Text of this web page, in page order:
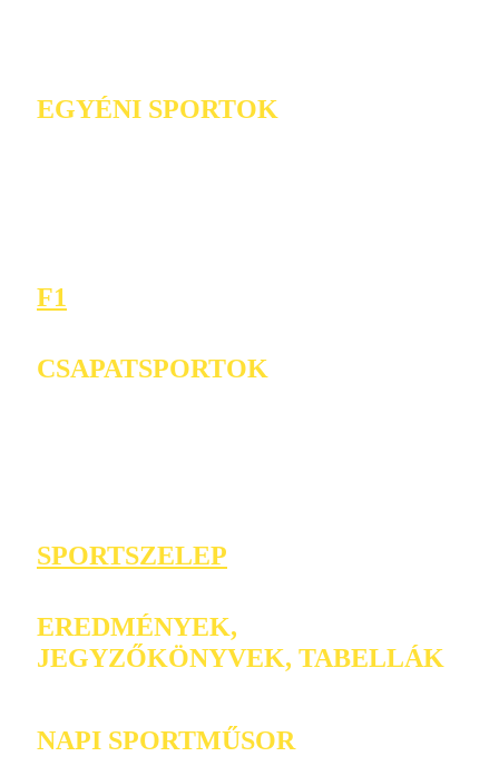
EGYÉNI SPORTOK
F1
CSAPATSPORTOK
SPORTSZELEP
EREDMÉNYEK,
JEGYZŐKÖNYVEK, TABELLÁK
NAPI SPORTMŰSOR